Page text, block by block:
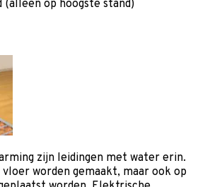
(alleen op hoogste stand)
zijn leidingen met water erin.
worden gemaakt, maar ook op